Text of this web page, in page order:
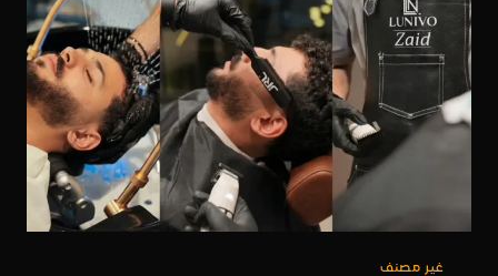
6
أشهر
لتتألق
في
يومك
الكبير
غير مصنف